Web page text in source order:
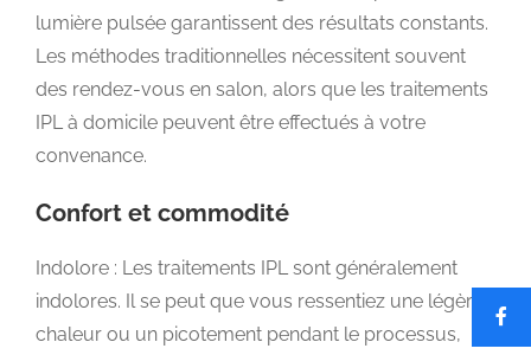
lumière pulsée garantissent des résultats constants.
Les méthodes traditionnelles nécessitent souvent
des rendez-vous en salon, alors que les traitements
IPL à domicile peuvent être effectués à votre
convenance.
Confort et commodité
Indolore : Les traitements IPL sont généralement
indolores. Il se peut que vous ressentiez une légère
chaleur ou un picotement pendant le processus,